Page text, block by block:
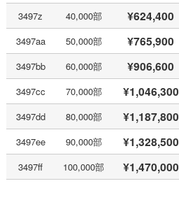
3497z
40,000部 ¥624,400
3497aa
50,000部 ¥765,900
3497bb
60,000部 ¥906,600
3497cc
70,000部 ¥1,046,300
3497dd
80,000部 ¥1,187,800
3497ee
90,000部 ¥1,328,500
3497ff
100,000部 ¥1,470,000